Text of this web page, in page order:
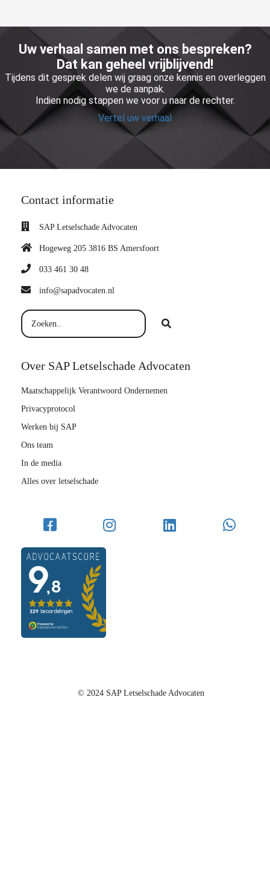
Uw verhaal samen met ons bespreken?
Dat kan geheel vrijblijvend!
Tijdens dit gesprek delen wij graag onze kennis en overleggen
we de aanpak.
Indien nodig stappen we voor u naar de rechter.
Vertel uw verhaal
Contact informatie
SAP Letselschade Advocaten
Hogeweg 205 3816 BS Amersfoort
033 461 30 48
info@sapadvocaten.nl
Over SAP Letselschade Advocaten
Maatschappelijk Verantwoord Ondernemen
Privacyprotocol
Werken bij SAP
Ons team
In de media
Alles over letselschade
© 2024 SAP Letselschade Advocaten